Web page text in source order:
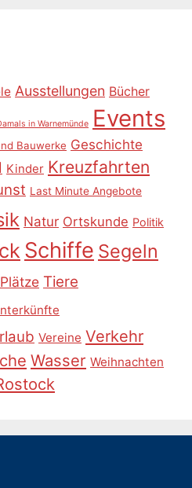
Ausstellungen Bücher
in Warnemünde Events
Bauwerke Geschichte
Kinder Kreuzfahrten
Last Minute Angebote
Natur Ortskunde Politik
Schiffe Segeln
Tiere
Vereine Verkehr
Wasser Weihnachten